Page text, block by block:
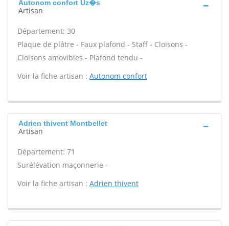
Autonom confort Uz�s
Artisan
Département: 30
Plaque de plâtre - Faux plafond - Staff - Cloisons -
Cloisons amovibles - Plafond tendu -
Voir la fiche artisan : Autonom confort
Adrien thivent Montbellet
Artisan
Département: 71
Surélévation maçonnerie -
Voir la fiche artisan : Adrien thivent